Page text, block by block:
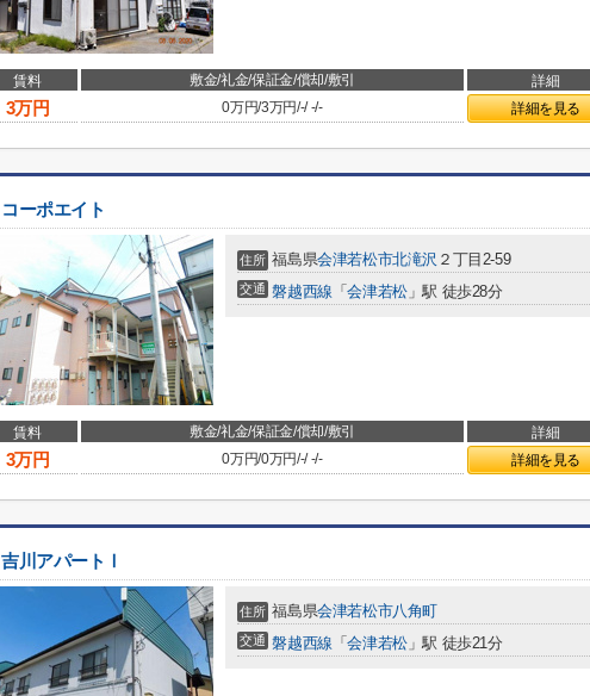
賃料 敷金/礼金/保証金/償却/敷引 詳細
3万円 0万円/3万円/-/-/- 詳細を見る
コーポエイト
住所 福島県会津若松市北滝沢 ２丁目2-59
交通 磐越西線 「会津若松」駅 徒歩28分
賃料 敷金/礼金/保証金/償却/敷引 詳細
3万円 0万円/0万円/-/-/- 詳細を見る
吉川アパートⅠ
住所 福島県会津若松市八角町
交通 磐越西線 「会津若松」駅 徒歩21分